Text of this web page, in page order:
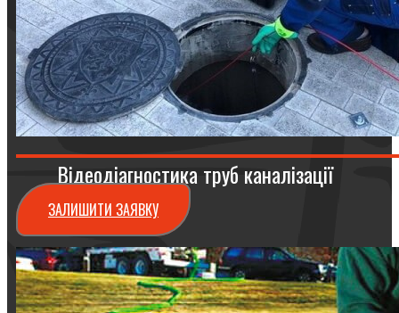
Відеодіагностика труб каналізації
ЗАЛИШИТИ ЗАЯВКУ